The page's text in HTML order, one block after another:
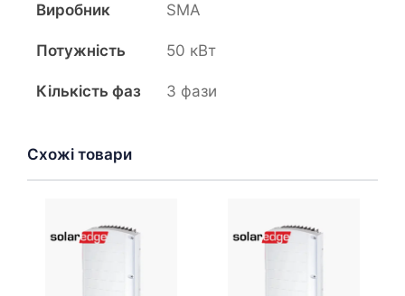
кількість
Виробник SMA
Потужність 50 кВт
Кількість фаз 3 фази
Схожі товари